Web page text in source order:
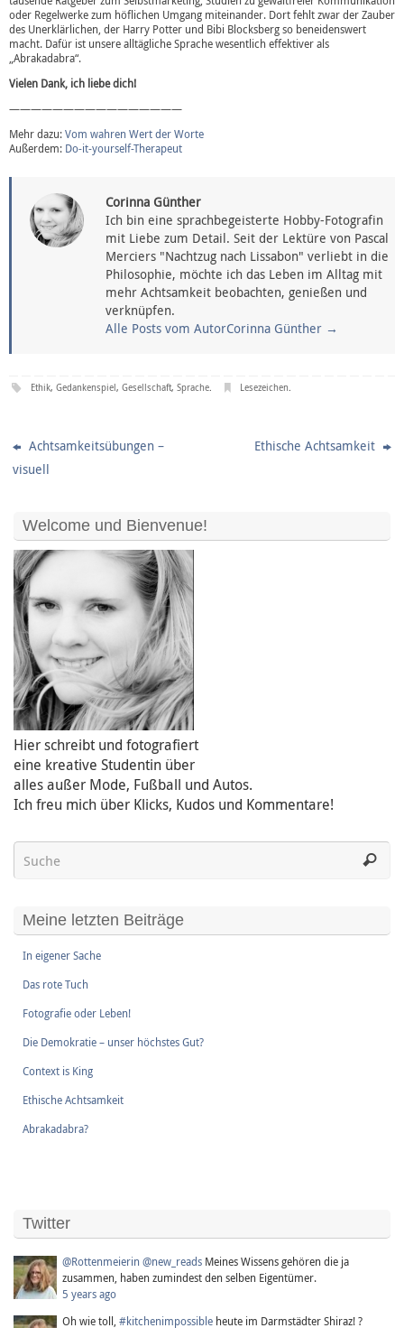
oder Regelwerke zum höflichen Umgang miteinander. Dort fehlt zwar der Zauber
des Unerklärlichen, der Harry Potter und Bibi Blocksberg so beneidenswert
macht. Dafür ist unsere alltägliche Sprache wesentlich effektiver als
„Abrakadabra“.
Vielen Dank, ich liebe dich!
————————————————
Mehr dazu:Vom wahren Wert der Worte
Außerdem: Do-it-yourself-Therapeut
Corinna Günther
Ich bin eine sprachbegeisterte Hobby-Fotografin
mit Liebe zum Detail. Seit der Lektüre von Pascal
Merciers "Nachtzug nach Lissabon" verliebt in die
Philosophie, möchte ich das Leben im Alltag mit
mehr Achtsamkeit beobachten, genießen und
verknüpfen.
Alle Posts vom AutorCorinna Günther →
Ethik,Gedankenspiel,Gesellschaft,Sprache. Lesezeichen.
Achtsamkeitsübungen –
visuell
Ethische Achtsamkeit
Welcome und Bienvenue!
Hier schreibt und fotografiert
eine kreative Studentin über
alles außer Mode, Fußball und Autos.
Ich freu mich über Klicks, Kudos und Kommentare!
Meine letzten Beiträge
In eigener Sache
Das rote Tuch
Fotografie oder Leben!
Die Demokratie – unser höchstes Gut?
Context is King
Ethische Achtsamkeit
Abrakadabra?
Twitter
@Rottenmeierin @new_reads Meines Wissens gehören die ja
zusammen, haben zumindest den selben Eigentümer.
5 years ago
Oh wie toll, #kitchenimpossible heute im Darmstädter Shiraz! ?